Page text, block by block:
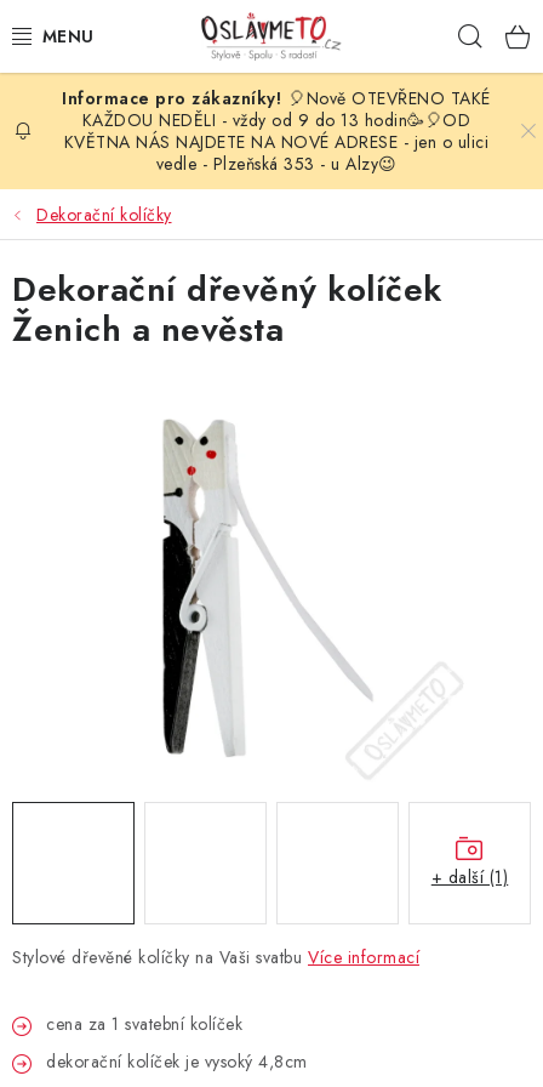
na
OSLAVA NAROZENIN
STYLOVÁ PARTY
DEKORACE A VÝZDOBA
BALÓNKY
SVATEBNÍ DOPLŇKY
BARVY NA OBLIČEJ A VLASY
DORTOVÉ SVÍČKY A OZDOBY
LAMPIONY
OSLAVA PODLE BAREV
🎈Nově OTEVŘENO TAKÉ
KAŽDOU NEDĚLI - vždy od 9 do 13 hodin🥳🎈OD
KVĚTNA NÁS NAJDETE NA NOVÉ ADRESE - jen o ulici
vedle - Plzeňská 353 - u Alzy😉
Dekorační kolíčky
Stylové dřevěné kolíčky na Vaši svatbu Více informací
cena za 1 svatební kolíček
dekorační kolíček je vysoký 4,8cm
Dekorační dřevěný kolíček
Ženich a nevěsta
+ další (1)